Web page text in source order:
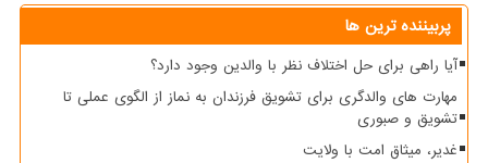
پربیننده ترین ها
آیا راهی برای حل اختلاف نظر با والدین وجود دارد؟
مهارت های والدگری برای تشویق فرزندان به نماز از الگوی عملی تا
تشویق و صبوری
غدیر، میثاق امت با ولایت